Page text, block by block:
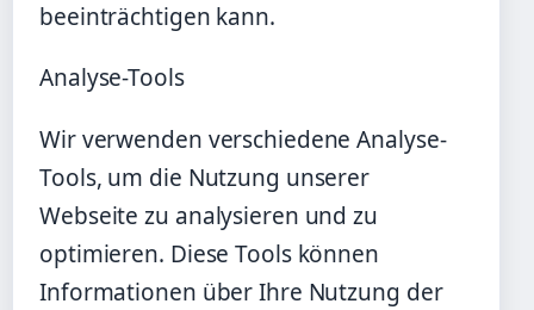
beeinträchtigen kann.
Analyse-Tools
Wir verwenden verschiedene Analyse-
Tools, um die Nutzung unserer
Webseite zu analysieren und zu
optimieren. Diese Tools können
Informationen über Ihre Nutzung der